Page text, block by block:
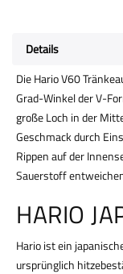
Details
Die Hario V60
Grad-Winkel der V-
große Loch in der
Geschmack durch
Rippen auf der
Sauerstoff
HARIO
Hario ist ein
ursprünglich